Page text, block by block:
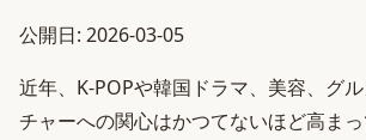
公開日: 2026-03-05
近年、K-POPや韓国ドラマ、美容、グ
チャーへの関心はかつてないほど高ま